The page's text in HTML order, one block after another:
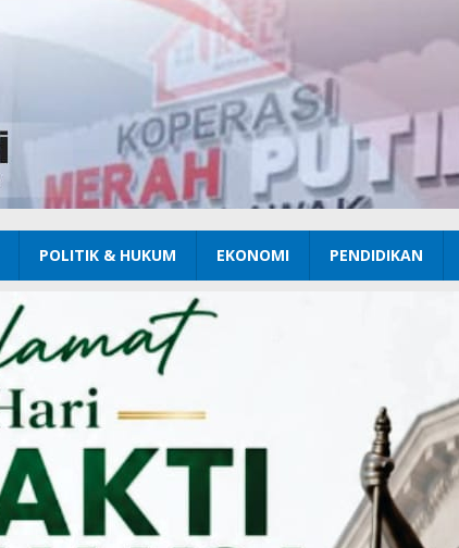
POLITIK & HUKUM EKONOMI PENDIDIKAN